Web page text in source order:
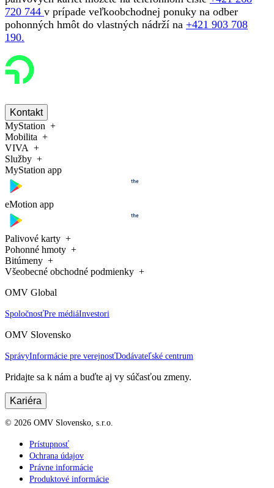
720 744 v prípade veľkoobchodnej ponuky na odber
pohonných hmôt do vlastných nádrží na +421 903 708
190.
Kontakt
MyStation
Mobilita
VIVA
Služby
MyStation app
eMotion app
Palivové karty
Pohonné hmoty
Bitúmeny
Všeobecné obchodné podmienky
OMV Global
SpoločnosťPre médiáInvestori
OMV Slovensko
SprávyInformácie pre verejnosťDodávateľské centrum
Pridajte sa k nám a buďte aj vy súčasťou zmeny.
Kariéra
© 2026 OMV Slovensko, s.r.o.
Prístupnosť
Ochrana údajov
Právne informácie
Produktové informácie